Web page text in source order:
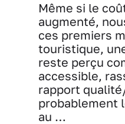
Même si le
augmenté,
ces premiers
touristique,
reste perçu
accessible,
rapport
probablement
au …